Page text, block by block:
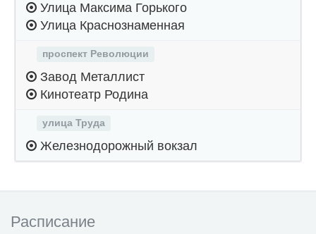
Улица Максима Горького
Улица Краснознаменная
проспект Революции
Завод Металлист
Кинотеатр Родина
улица Труда
Железнодорожный вокзал
Расписание